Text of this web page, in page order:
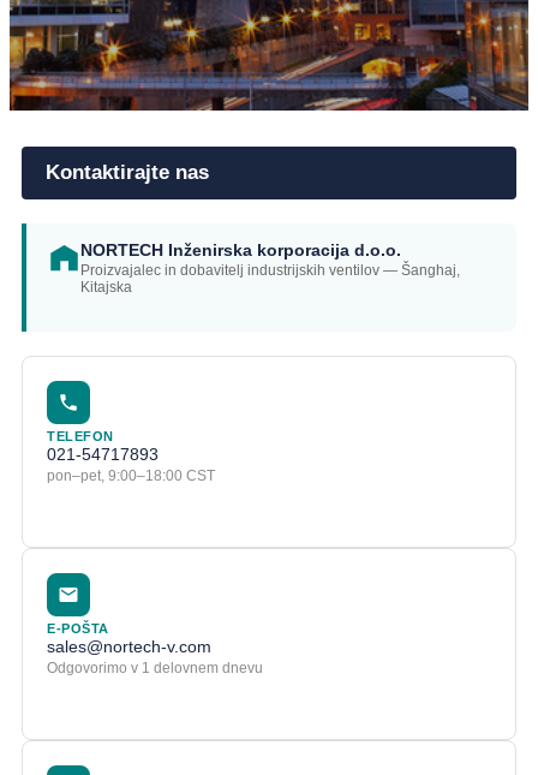
Kontaktirajte nas
NORTECH Inženirska korporacija d.o.o.
Proizvajalec in dobavitelj industrijskih ventilov — Šanghaj,
Kitajska
TELEFON
021-54717893
pon–pet, 9:00–18:00 CST
E-POŠTA
sales@nortech-v.com
Odgovorimo v 1 delovnem dnevu